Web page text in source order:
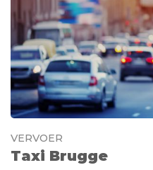
VERVOER
Taxi Brugge